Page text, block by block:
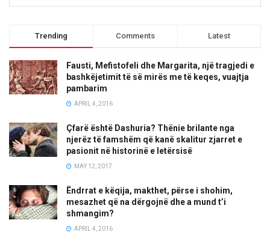
Trending Comments Latest
Fausti, Mefistofeli dhe Margarita, një tragjedi e
bashkëjetimit të së mirës me të keqes, vuajtja
pambarim
APRIL 4, 2016
Çfarë është Dashuria? Thënie brilante nga
njerëz të famshëm që kanë skalitur zjarret e
pasionit në historinë e letërsisë
MAY 12, 2017
Ëndrrat e këqija, makthet, përse i shohim,
mesazhet që na dërgojnë dhe a mund t’i
shmangim?
APRIL 4, 2016